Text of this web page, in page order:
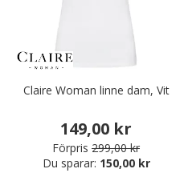
Claire Woman linne dam, Vit
149,00 kr
Förpris 299,00 kr
Du sparar: 150,00 kr